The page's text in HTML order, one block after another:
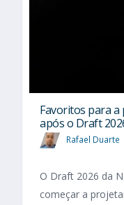
Favoritos para
após o Draft
Rafael Duarte
O Draft 2026 da
começar a